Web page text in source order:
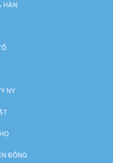
HÁN
NY
ĐỒNG